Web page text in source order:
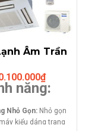
Âm Trần
2HP
PC18DB4H
₫
năng:
Nhỏ Gọn:Nhỏ gọn
kiểu dáng trang